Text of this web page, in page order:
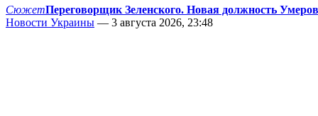
СюжетПереговорщик Зеленского. Новая должность
Новости Украины — 3 августа 2026, 23:48